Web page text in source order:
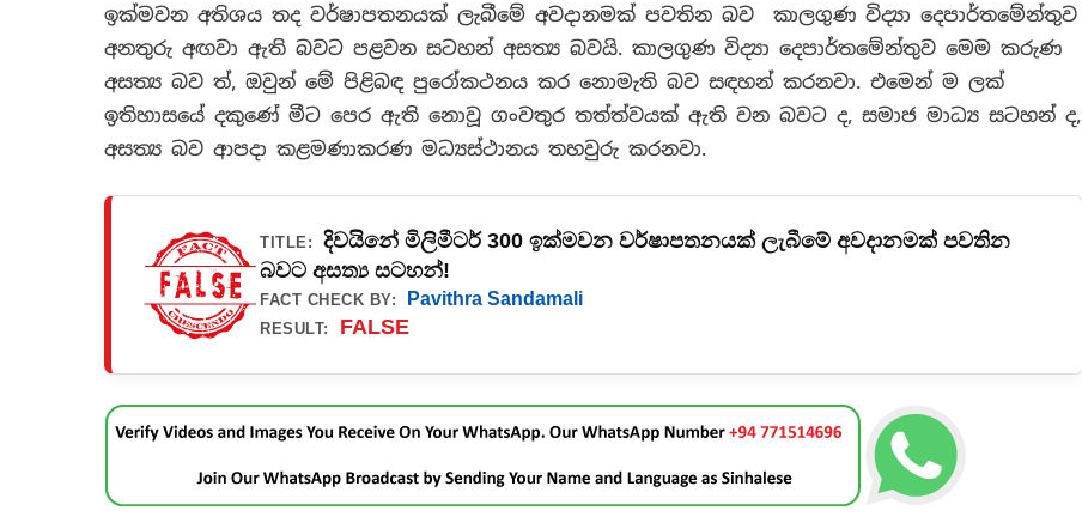
ඉක්මවන අතිශය තද වර්ෂාපතනයක් ලැබීමේ අවදානමක් පවතින බව කාලගුණ විද්‍යා දෙපාර්තමේන්තුව
අනතුරු අඟවා ඇති බවට පළවන සටහන් අසත්‍ය බවයි. කාලගුණ විද්‍යා දෙපාර්තමේන්තුව මෙම කරුණ
අසත්‍ය බව ත්, ඔවුන් මේ පිළිබඳ පුරෝකථනය කර නොමැති බව සඳහන් කරනවා. එමෙන් ම ලක්
ඉතිහාසයේ දකුණේ මීට පෙර ඇති නොවූ ගංවතුර තත්ත්වයක් ඇති වන බවට ද, සමාජ මාධ්‍ය සටහන් ද,
අසත්‍ය බව ආපදා කළමණාකරණ මධ්‍යස්ථානය තහවුරු කරනවා.
TITLE:
දිවයිනේ මිලිමීටර් 300 ඉක්මවන වර්ෂාපතනයක් ලැබීමේ අවදානමක් පවතින
බවට අසත්‍ය සටහන්!
FACT CHECK BY: Pavithra Sandamali
RESULT: FALSE